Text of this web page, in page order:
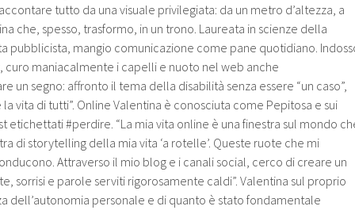
tutto da una visuale privilegiata: da un metro d’altezza, a
che, spesso, trasformo, in un trono. Laureata in scienze della
pubblicista, mangio comunicazione come pane quotidiano.
maniacalmente i capelli e nuoto nel web anche
un segno: affronto il tema della disabilità senza essere “un caso”,
vita di tutti”. Online Valentina è conosciuta come Pepitosa e sui
etichettati #perdire. “La mia vita online è una finestra sul mondo
di storytelling della mia vita ‘a rotelle’. Queste ruote che mi
Attraverso il mio blog e i canali social, cerco di creare un
sorrisi e parole serviti rigorosamente caldi”. Valentina sul proprio
dell’autonomia personale e di quanto è stato fondamentale